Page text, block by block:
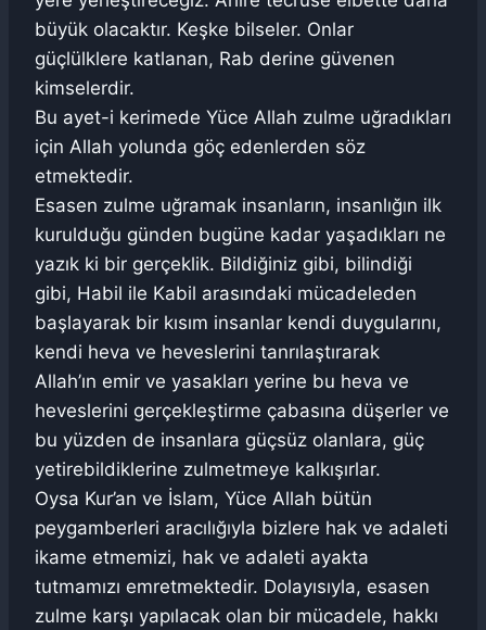
büyük olacaktır. Keşke bilseler. Onlar
güçlülklere katlanan, Rab derine güvenen
kimselerdir.
Bu ayet-i kerimede Yüce Allah zulme uğradıkları
için Allah yolunda göç edenlerden söz
etmektedir.
Esasen zulme uğramak insanların, insanlığın ilk
kurulduğu günden bugüne kadar yaşadıkları ne
yazık ki bir gerçeklik. Bildiğiniz gibi, bilindiği
gibi, Habil ile Kabil arasındaki mücadeleden
başlayarak bir kısım insanlar kendi duygularını,
kendi heva ve heveslerini tanrılaştırarak
Allah’ın emir ve yasakları yerine bu heva ve
heveslerini gerçekleştirme çabasına düşerler ve
bu yüzden de insanlara güçsüz olanlara, güç
yetirebildiklerine zulmetmeye kalkışırlar.
Oysa Kur’an ve İslam, Yüce Allah bütün
peygamberleri aracılığıyla bizlere hak ve adaleti
ikame etmemizi, hak ve adaleti ayakta
tutmamızı emretmektedir. Dolayısıyla, esasen
zulme karşı yapılacak olan bir mücadele, hakkı